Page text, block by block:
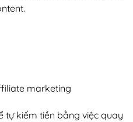
marketing
tự kiếm tiền bằng việc quay